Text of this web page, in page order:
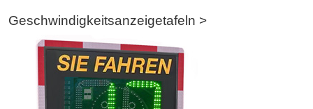
Geschwindigkeitsanzeigetafeln >